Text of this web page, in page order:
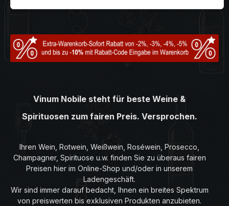
Vinum Nobile steht für beste Weine &
Spirituosen zum fairen Preis. Versprochen.
Ihren Wein, Rotwein, Weißwein, Roséwein, Prosecco,
Champagner, Spirituose u.w. finden Sie zu überaus fairen
Preisen hier im Online-Shop und/oder in unserem
Ladengeschäft.
Wir sind immer darauf bedacht, Ihnen ein breites Spektrum
von preiswerten bis exklusiven Produkten anzubieten.